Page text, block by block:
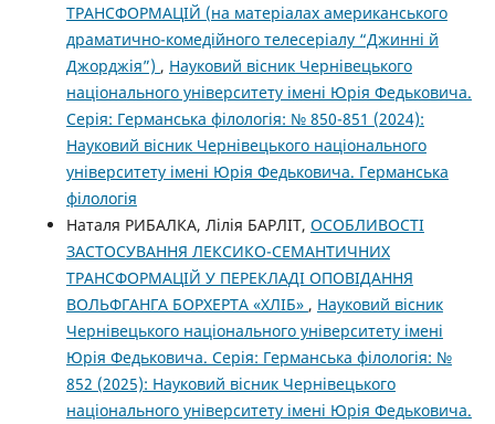
ТРАНСФОРМАЦІЙ (на матеріалах американського
драматично-комедійного телесеріалу “Джинні й
Джорджія”) , Науковий вісник Чернівецького
національного університету імені Юрія Федьковича.
Серія: Германська філологія: № 850-851 (2024):
Науковий вісник Чернівецького національного
університету імені Юрія Федьковича. Германська
філологія
Наталя РИБАЛКА, Лілія БАРЛІТ, ОСОБЛИВОСТІ
ЗАСТОСУВАННЯ ЛЕКСИКО-СЕМАНТИЧНИХ
ТРАНСФОРМАЦІЙ У ПЕРЕКЛАДІ ОПОВІДАННЯ
ВОЛЬФГАНГА БОРХЕРТА «ХЛІБ» , Науковий вісник
Чернівецького національного університету імені
Юрія Федьковича. Серія: Германська філологія: №
852 (2025): Науковий вісник Чернівецького
національного університету імені Юрія Федьковича.